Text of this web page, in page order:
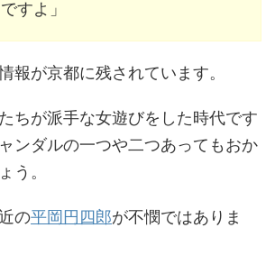
すよ」
報が京都に残されています。
ちが派手な女遊びをした時代です
ンダルの一つや二つあってもおか
う。
の平岡円四郎が不憫ではありま